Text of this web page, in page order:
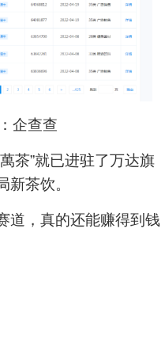
企查查
”就已进驻了万达旗
茶饮。
，真的还能赚得到钱